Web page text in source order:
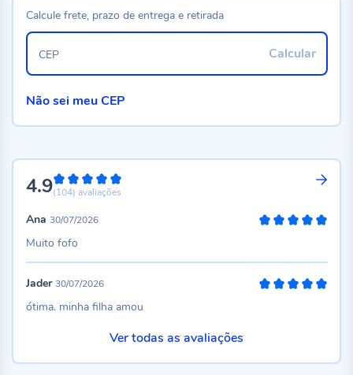
4.998%
(104) avaliações
Ana 30/07/2026
Muito fofo
Jader 30/07/2026
ótima. minha filha amou
Ver todas as avaliações
Calcule frete, prazo de entrega e retirada
Calcular
CEP
Não sei meu CEP